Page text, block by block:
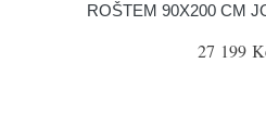
ROŠTEM 90X200 CM
27 199